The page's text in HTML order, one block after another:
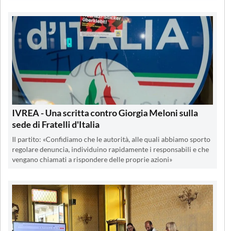
IVREA - Una scritta contro Giorgia Meloni sulla
sede di Fratelli d'Italia
Il partito: «Confidiamo che le autorità, alle quali abbiamo sporto
regolare denuncia, individuino rapidamente i responsabili e che
vengano chiamati a rispondere delle proprie azioni»